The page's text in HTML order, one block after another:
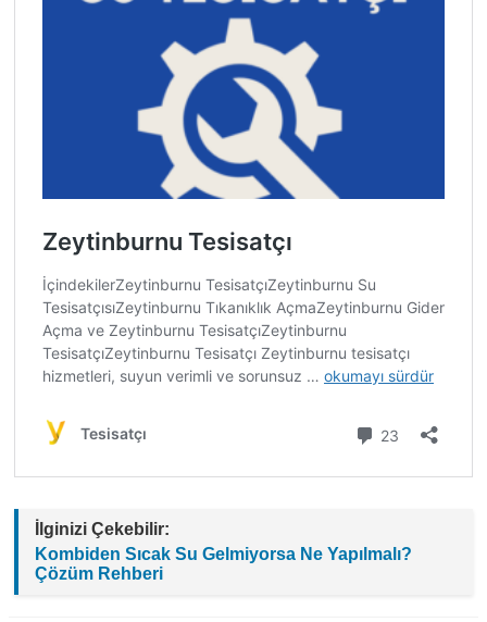
İlginizi Çekebilir:
Kombiden Sıcak Su Gelmiyorsa Ne Yapılmalı?
Çözüm Rehberi